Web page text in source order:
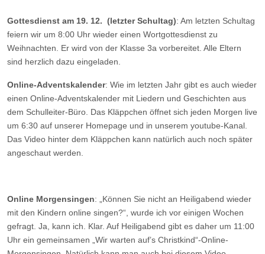
Gottesdienst am 19. 12. (letzter Schultag): Am letzten Schultag
feiern wir um 8:00 Uhr wieder einen Wortgottesdienst zu
Weihnachten. Er wird von der Klasse 3a vorbereitet. Alle Eltern
sind herzlich dazu eingeladen.
Online-Adventskalender: Wie im letzten Jahr gibt es auch wieder
einen Online-Adventskalender mit Liedern und Geschichten aus
dem Schulleiter-Büro. Das Kläppchen öffnet sich jeden Morgen live
um 6:30 auf unserer Homepage und in unserem youtube-Kanal.
Das Video hinter dem Kläppchen kann natürlich auch noch später
angeschaut werden.
Online Morgensingen: „Können Sie nicht an Heiligabend wieder
mit den Kindern online singen?“, wurde ich vor einigen Wochen
gefragt. Ja, kann ich. Klar. Auf Heiligabend gibt es daher um 11:00
Uhr ein gemeinsamen „Wir warten auf’s Christkind“-Online-